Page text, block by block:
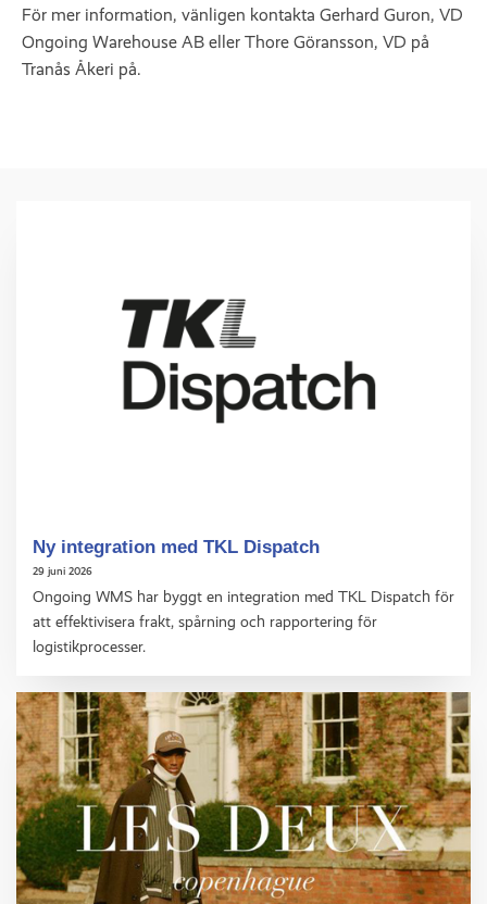
För mer information, vänligen kontakta Gerhard Guron, VD
Ongoing Warehouse AB eller Thore Göransson, VD på
Tranås Åkeri på.
Ny integration med TKL Dispatch
29 juni 2026
Ongoing WMS har byggt en integration med TKL Dispatch för
att effektivisera frakt, spårning och rapportering för
logistikprocesser.